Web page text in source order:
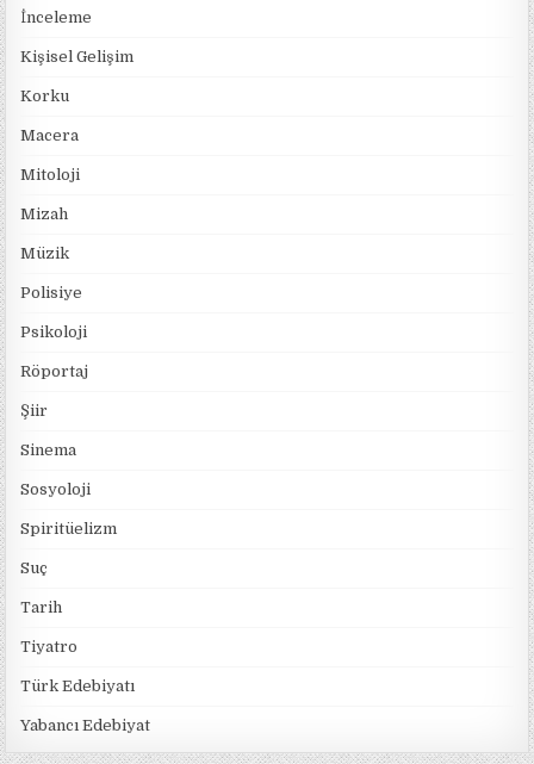
İnceleme
Kişisel Gelişim
Korku
Macera
Mitoloji
Mizah
Müzik
Polisiye
Psikoloji
Röportaj
Şiir
Sinema
Sosyoloji
Spiritüelizm
Suç
Tarih
Tiyatro
Türk Edebiyatı
Yabancı Edebiyat